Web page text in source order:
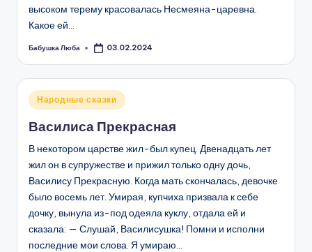
высоком терему красовалась Несмеяна-царевна.
Какое ей…
Запись
Бабушка Люба 03.02.2024
Опубликовано
Народные сказки
Василиса Прекрасная
В некотором царстве жил-был купец. Двенадцать лет
жил он в супружестве и прижил только одну дочь,
Василису Прекрасную. Когда мать скончалась, девочке
было восемь лет. Умирая, купчиха призвала к себе
дочку, вынула из-под одеяла куклу, отдала ей и
сказала: — Слушай, Василисушка! Помни и исполни
последние мои слова. Я умираю…